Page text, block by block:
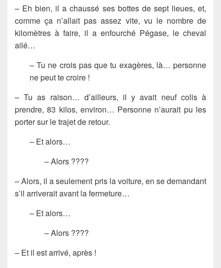
– Eh bien, il a chaussé ses bottes de sept lieues, et,
comme ça n’allait pas assez vite, vu le nombre de
kilomètres à faire, il a enfourché Pégase, le cheval
ailé…
– Tu ne crois pas que tu exagères, là… personne
ne peut te croire !
– Tu as raison… d’ailleurs, il y avait neuf colis à
prendre, 83 kilos, environ… Personne n’aurait pu les
porter sur le trajet de retour.
– Et alors…
– Alors ????
– Alors, il a seulement pris la voiture, en se demandant
s’il arriverait avant la fermeture…
– Et alors…
– Alors ????
– Et il est arrivé, après !